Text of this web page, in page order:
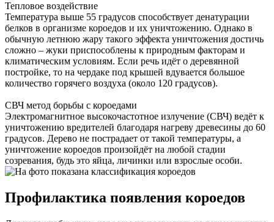
Тепловое воздействие
Температура выше 55 градусов способствует денатурации
белков в организме короедов и их уничтожению. Однако в
обычную летнюю жару такого эффекта уничтожения достичь
сложно – жуки приспособлены к природным факторам и
климатическим условиям. Если речь идёт о деревянной
постройке, то на чердаке под крышей вдувается большое
количество горячего воздуха (около 120 градусов).
СВЧ метод борьбы с короедами
Электромагнитное высокочастотное излучение (СВЧ) ведёт к
уничтожению вредителей благодаря нагреву древесины до 60
градусов. Дерево не пострадает от такой температуры, а
уничтожение короедов произойдёт на любой стадии
созревания, будь это яйца, личинки или взрослые особи.
Профилактика появления короедов